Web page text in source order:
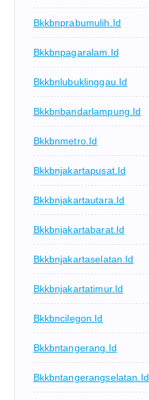
Bkkbnprabumulih.id
Bkkbnpagaralam.id
Bkkbnlubuklinggau.id
Bkkbnbandarlampung.id
Bkkbnmetro.id
Bkkbnjakartapusat.id
Bkkbnjakartautara.id
Bkkbnjakartabarat.id
Bkkbnjakartaselatan.id
Bkkbnjakartatimur.id
Bkkbncilegon.id
Bkkbntangerang.id
Bkkbntangerangselatan.id